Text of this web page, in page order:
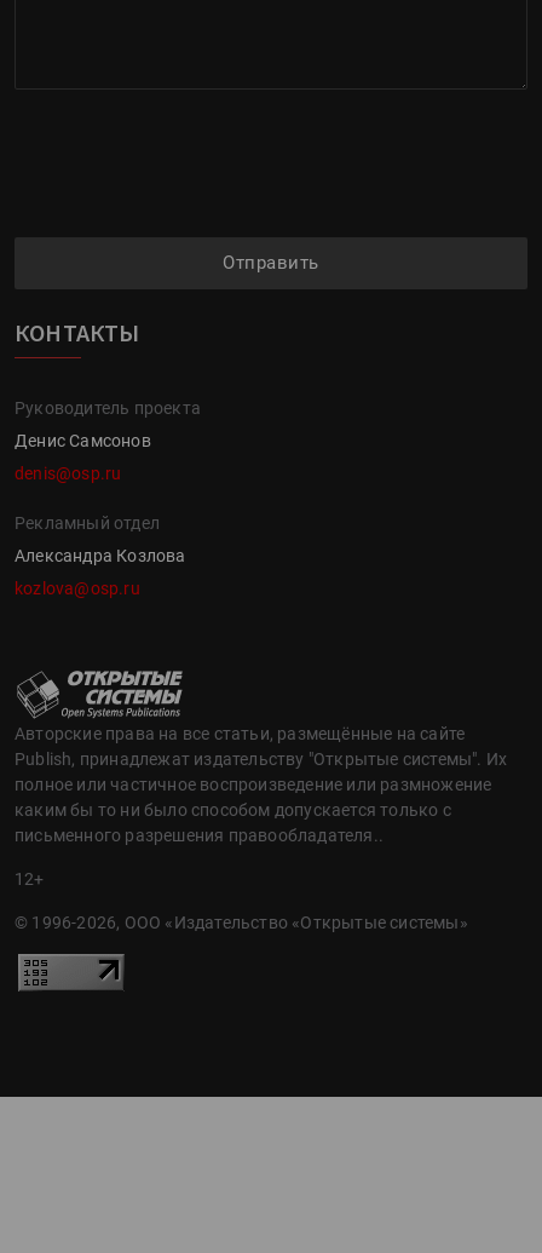
Отправить
КОНТАКТЫ
Руководитель проекта
Денис Самсонов
denis@osp.ru
Рекламный отдел
Александра Козлова
kozlova@osp.ru
Авторские права на все статьи, размещённые на сайте
Publish, принадлежат издательству "Открытые системы". Их
полное или частичное воспроизведение или размножение
каким бы то ни было способом допускается только с
письменного разрешения правообладателя..
12+
© 1996-2026, ООО «Издательство «Открытые системы»